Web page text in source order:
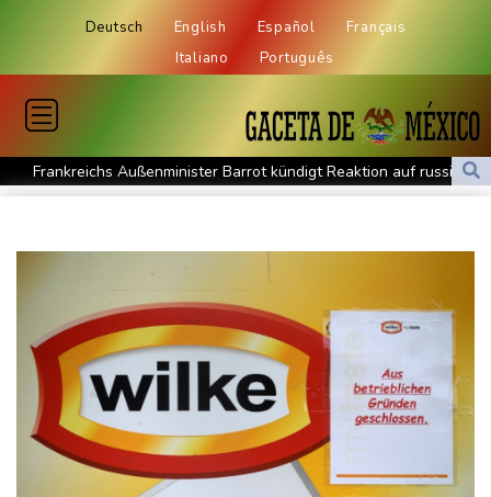
Deutsch English Español
Français
Italiano
Português
Frankreichs Außenminister Barrot kündigt Reaktion auf russische
Wahlkampf-Einmischung an
Verurteilte Linksextremistin: Bundesgerichtshof bestätigt
Beugehaft für Lina E.
Verweigerter Dopingtest: NADA will Vierjahressperre für Ansah
Medien: Türkischer Präsident Erdogan zu Dreiergipfel in Saudi-
Arabien eingetroffen
Deutsche Industrieproduktion zeigt sich widerstandsfähig -